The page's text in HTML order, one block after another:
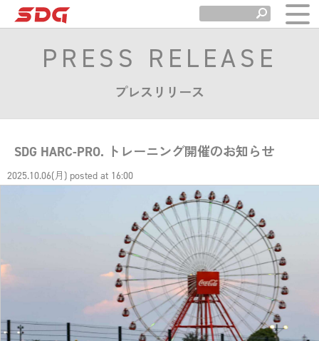
PRESS RELEASE
プレスリリース
SDG HARC-PRO. トレーニング開催のお知らせ
2025.10.06(月) posted at 16:00